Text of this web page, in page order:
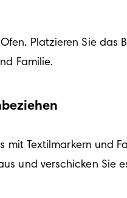
Platzieren Sie
Familie.
mit Textilmarkern und
und verschicken